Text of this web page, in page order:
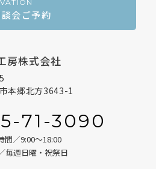
会ご予約
房株式会社
本郷北方3643-1
71-3090
間／9:00～18:00
毎週日曜・祝祭日